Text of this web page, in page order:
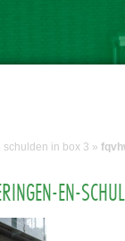
in box 3 »
EN-